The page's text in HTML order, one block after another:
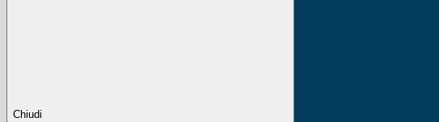
Chiudi